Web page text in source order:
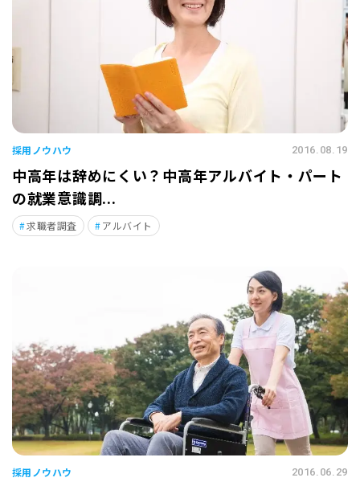
採用ノウハウ 2016.08.19
中高年は辞めにくい？中高年アルバイト・パート
の就業意識調...
求職者調査 アルバイト
採用ノウハウ 2016.06.29